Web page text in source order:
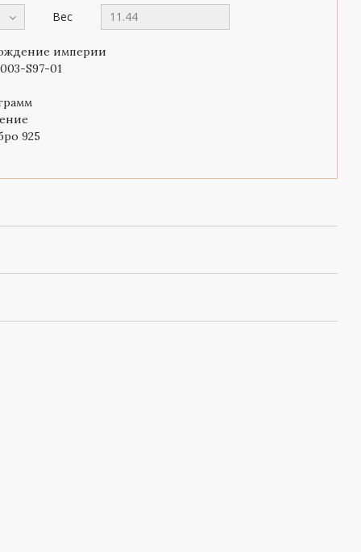
Вес 11.44
империи
S97-01
925